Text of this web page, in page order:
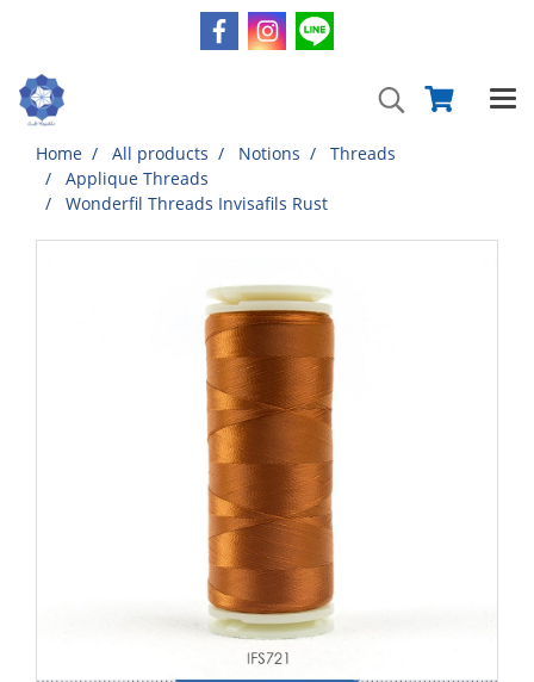
Home All products Notions
Threads
Applique Threads
Wonderfil Threads Invisafils Rust